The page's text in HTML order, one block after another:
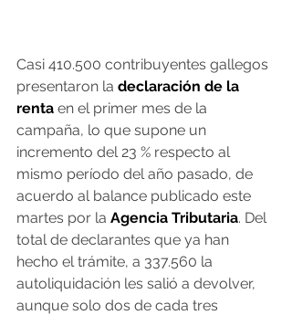
Casi 410.500 contribuyentes gallegos
presentaron la declaración de la
renta en el primer mes de la
campaña, lo que supone un
incremento del 23 % respecto al
mismo período del año pasado, de
acuerdo al balance publicado este
martes por la Agencia Tributaria. Del
total de declarantes que ya han
hecho el trámite, a 337.560 la
autoliquidación les salió a devolver,
aunque solo dos de cada tres